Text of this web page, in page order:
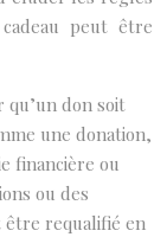
peut être
qu’un don soit
une donation,
financière ou
ou des
être requalifié en